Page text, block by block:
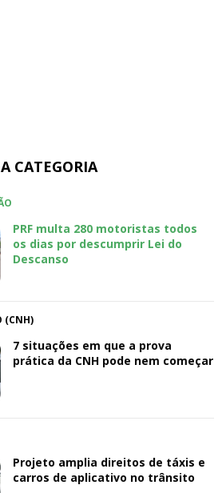
CATEGORIA
PRF multa 280 motoristas todos
os dias por descumprir Lei do
Descanso
(CNH)
7 situações em que a prova
prática da CNH pode nem começar
Projeto amplia direitos de táxis e
carros de aplicativo no trânsito